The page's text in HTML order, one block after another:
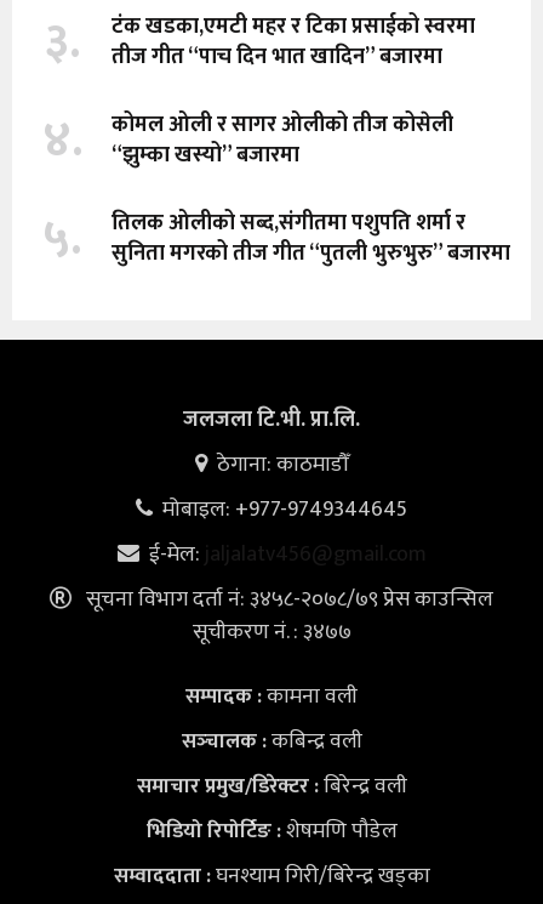
३.
टंक खडका,एमटी महर र टिका प्रसाईको स्वरमा
तीज गीत “पाच दिन भात खादिन” बजारमा
४.
कोमल ओली र सागर ओलीको तीज कोसेली
“झुम्का खस्यो” बजारमा
५.
तिलक ओलीको सब्द,संगीतमा पशुपति शर्मा र
सुनिता मगरको तीज गीत “पुतली भुरुभुरु” बजारमा
जलजला टि.भी. प्रा.लि.
ठेगाना: काठमाडौँ
मोबाइल: +977-9749344645
ई-मेल: jaljalatv456@gmail.com
सूचना विभाग दर्ता नं: ३४५८-२०७८/७९ प्रेस काउन्सिल
सूचीकरण नं. : ३४७७
सम्पादक :कामना वली
सञ्‍चालक :कबिन्द्र वली
समाचार प्रमुख/डिरेक्टर :बिरेन्द्र वली
भिडियोरिपोर्टिङ :शेषमणि पौडेल
सम्वाददाता :घनश्याम गिरी/बिरेन्द्र खड्का